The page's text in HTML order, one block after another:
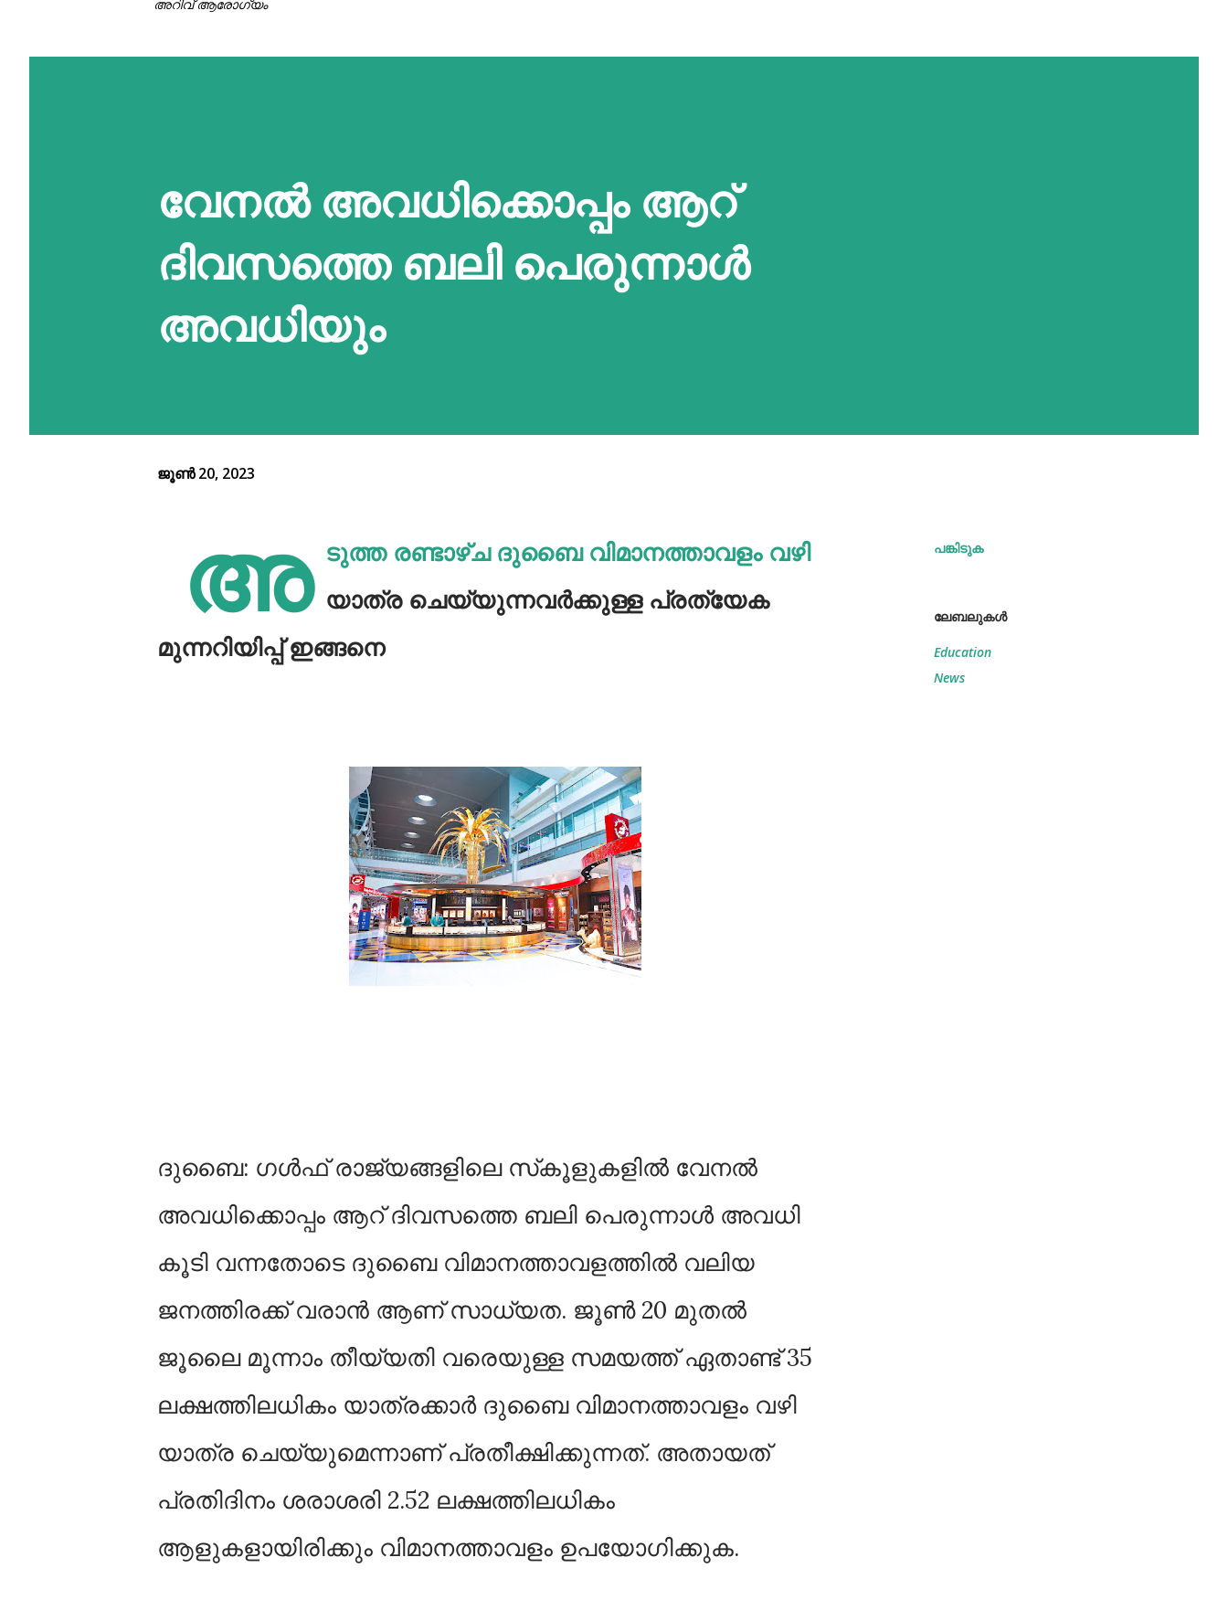
അറിവ് ആരോഗ്യം
വേനല്‍ അവധിക്കൊപ്പം ആറ്
ദിവസത്തെ ബലി പെരുന്നാള്‍
അവധിയും
ജൂൺ 20, 2023
അ ടുത്ത രണ്ടാഴ്ച ദുബൈ വിമാനത്താവളം വഴി
യാത്ര ചെയ്യുന്നവര്‍ക്കുള്ള പ്രത്യേക
മുന്നറിയിപ്പ് ഇങ്ങനെ
ദുബൈ: ഗള്‍ഫ് രാജ്യങ്ങളിലെ സ്‍കൂളുകളില്‍ വേനല്‍
അവധിക്കൊപ്പം ആറ് ദിവസത്തെ ബലി പെരുന്നാള്‍ അവധി
കൂടി വന്നതോടെ ദുബൈ വിമാനത്താവളത്തില്‍ വലിയ
ജനത്തിരക്ക് വരാൻ ആണ് സാധ്യത. ജൂണ്‍ 20 മുതല്‍
ജൂലൈ മൂന്നാം തീയ്യതി വരെയുള്ള സമയത്ത് ഏതാണ്ട് 35
ലക്ഷത്തിലധികം യാത്രക്കാര്‍ ദുബൈ വിമാനത്താവളം വഴി
യാത്ര ചെയ്യുമെന്നാണ് പ്രതീക്ഷിക്കുന്നത്. അതായത്
പ്രതിദിനം ശരാശരി 2.52 ലക്ഷത്തിലധികം
ആളുകളായിരിക്കും വിമാനത്താവളം ഉപയോഗിക്കുക.
പങ്കിടുക
ലേബലുകള്‍
Education
News